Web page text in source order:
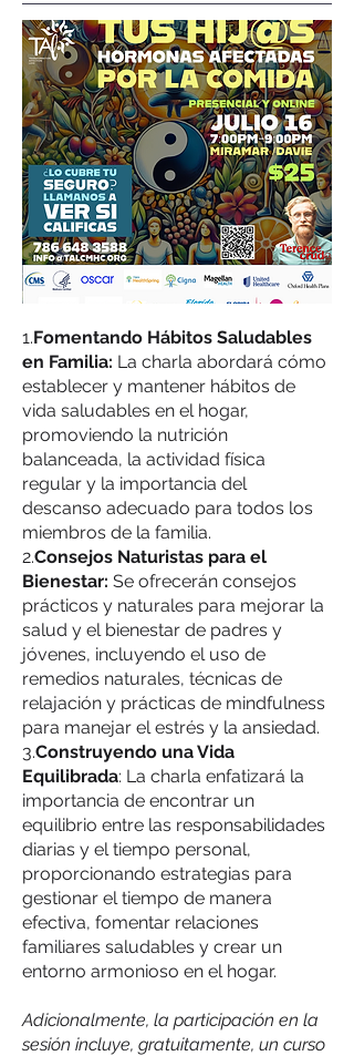
1.Fomentando Hábitos Saludables
en Familia: La charla abordará cómo
establecer y mantener hábitos de
vida saludables en el hogar,
promoviendo la nutrición
balanceada, la actividad física
regular y la importancia del
descanso adecuado para todos los
miembros de la familia.
2.Consejos Naturistas para el
Bienestar: Se ofrecerán consejos
prácticos y naturales para mejorar la
salud y el bienestar de padres y
jóvenes, incluyendo el uso de
remedios naturales, técnicas de
relajación y prácticas de mindfulness
para manejar el estrés y la ansiedad.
3.Construyendo una Vida
Equilibrada: La charla enfatizará la
importancia de encontrar un
equilibrio entre las responsabilidades
diarias y el tiempo personal,
proporcionando estrategias para
gestionar el tiempo de manera
efectiva, fomentar relaciones
familiares saludables y crear un
entorno armonioso en el hogar.
Adicionalmente, la participación en la
sesión incluye, gratuitamente, un curso